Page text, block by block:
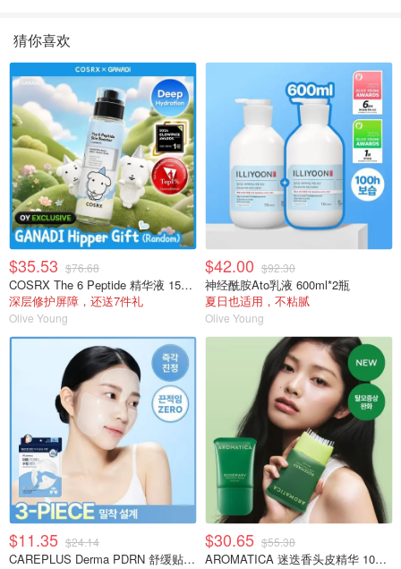
猜你喜欢
$35.53 $76.68
COSRX The 6 Peptide 精华液 150ml 双瓶装
深层修护屏障，还送7件礼
Olive Young
$42.00 $92.30
神经酰胺Ato乳液 600ml*2瓶
夏日也适用，不粘腻
Olive Young
$11.35 $24.14
CAREPLUS Derma PDRN 舒缓贴 12片
$30.65 $55.38
AROMATICA 迷迭香头皮精华 100ml